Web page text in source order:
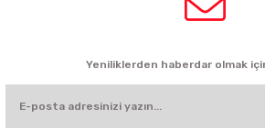
Yeniliklerden haberdar olmak